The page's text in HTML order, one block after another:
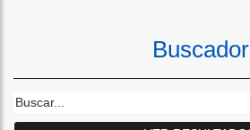
Buscador